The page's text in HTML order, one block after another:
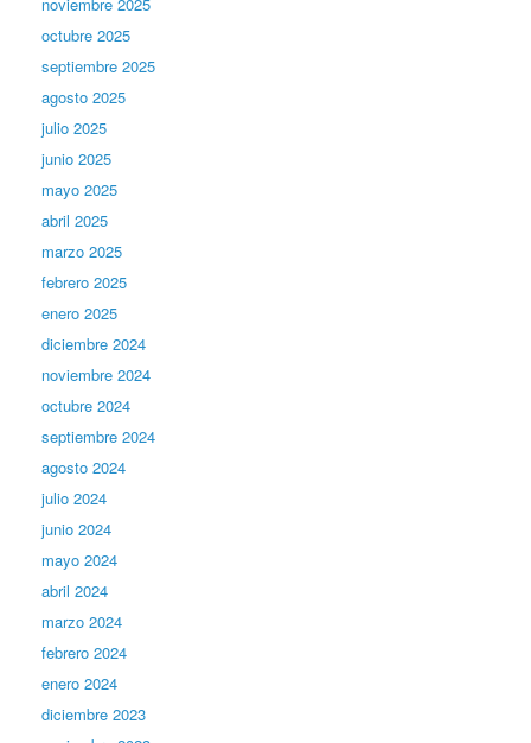
noviembre 2025
octubre 2025
septiembre 2025
agosto 2025
julio 2025
junio 2025
mayo 2025
abril 2025
marzo 2025
febrero 2025
enero 2025
diciembre 2024
noviembre 2024
octubre 2024
septiembre 2024
agosto 2024
julio 2024
junio 2024
mayo 2024
abril 2024
marzo 2024
febrero 2024
enero 2024
diciembre 2023